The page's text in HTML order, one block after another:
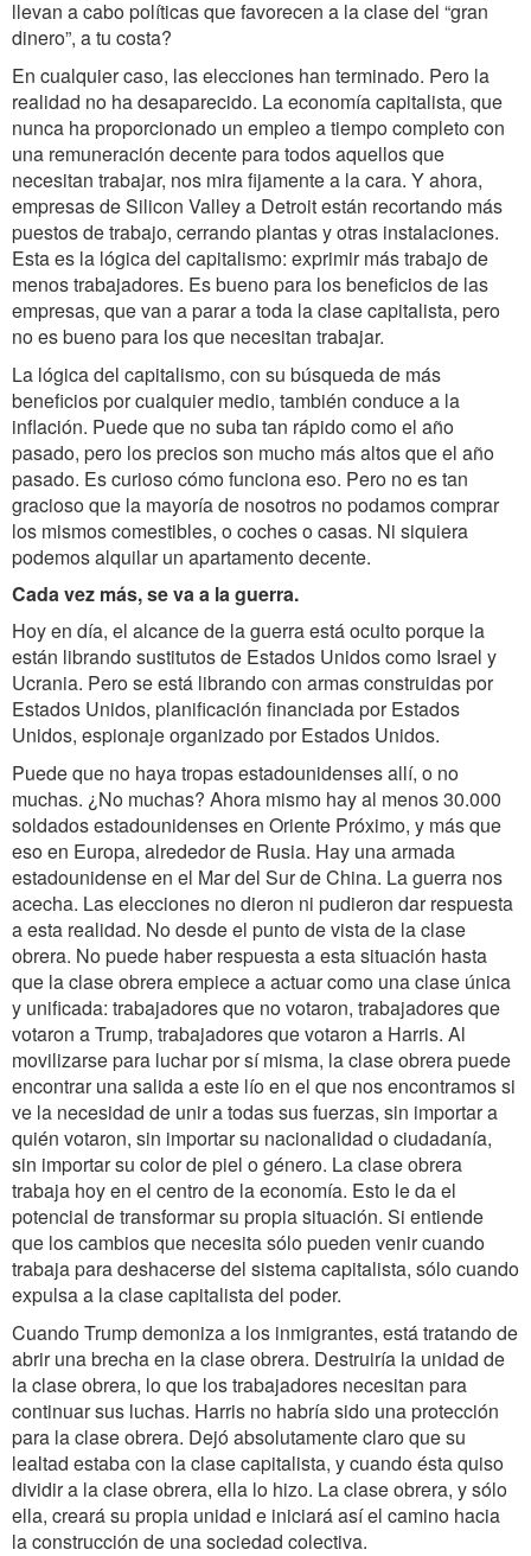
llevan a cabo políticas que favorecen a la clase del “gran
dinero”, a tu costa?
En cualquier caso, las elecciones han terminado. Pero la
realidad no ha desaparecido. La economía capitalista, que
nunca ha proporcionado un empleo a tiempo completo con
una remuneración decente para todos aquellos que
necesitan trabajar, nos mira fijamente a la cara. Y ahora,
empresas de Silicon Valley a Detroit están recortando más
puestos de trabajo, cerrando plantas y otras instalaciones.
Esta es la lógica del capitalismo: exprimir más trabajo de
menos trabajadores. Es bueno para los beneficios de las
empresas, que van a parar a toda la clase capitalista, pero
no es bueno para los que necesitan trabajar.
La lógica del capitalismo, con su búsqueda de más
beneficios por cualquier medio, también conduce a la
inflación. Puede que no suba tan rápido como el año
pasado, pero los precios son mucho más altos que el año
pasado. Es curioso cómo funciona eso. Pero no es tan
gracioso que la mayoría de nosotros no podamos comprar
los mismos comestibles, o coches o casas. Ni siquiera
podemos alquilar un apartamento decente.
Cada vez más, se va a la guerra.
Hoy en día, el alcance de la guerra está oculto porque la
están librando sustitutos de Estados Unidos como Israel y
Ucrania. Pero se está librando con armas construidas por
Estados Unidos, planificación financiada por Estados
Unidos, espionaje organizado por Estados Unidos.
Puede que no haya tropas estadounidenses allí, o no
muchas. ¿No muchas? Ahora mismo hay al menos 30.000
soldados estadounidenses en Oriente Próximo, y más que
eso en Europa, alrededor de Rusia. Hay una armada
estadounidense en el Mar del Sur de China. La guerra nos
acecha. Las elecciones no dieron ni pudieron dar respuesta
a esta realidad. No desde el punto de vista de la clase
obrera. No puede haber respuesta a esta situación hasta
que la clase obrera empiece a actuar como una clase única
y unificada: trabajadores que no votaron, trabajadores que
votaron a Trump, trabajadores que votaron a Harris. Al
movilizarse para luchar por sí misma, la clase obrera puede
encontrar una salida a este lío en el que nos encontramos si
ve la necesidad de unir a todas sus fuerzas, sin importar a
quién votaron, sin importar su nacionalidad o ciudadanía,
sin importar su color de piel o género. La clase obrera
trabaja hoy en el centro de la economía. Esto le da el
potencial de transformar su propia situación. Si entiende
que los cambios que necesita sólo pueden venir cuando
trabaja para deshacerse del sistema capitalista, sólo cuando
expulsa a la clase capitalista del poder.
Cuando Trump demoniza a los inmigrantes, está tratando de
abrir una brecha en la clase obrera. Destruiría la unidad de
la clase obrera, lo que los trabajadores necesitan para
continuar sus luchas. Harris no habría sido una protección
para la clase obrera. Dejó absolutamente claro que su
lealtad estaba con la clase capitalista, y cuando ésta quiso
dividir a la clase obrera, ella lo hizo. La clase obrera, y sólo
ella, creará su propia unidad e iniciará así el camino hacia
la construcción de una sociedad colectiva.